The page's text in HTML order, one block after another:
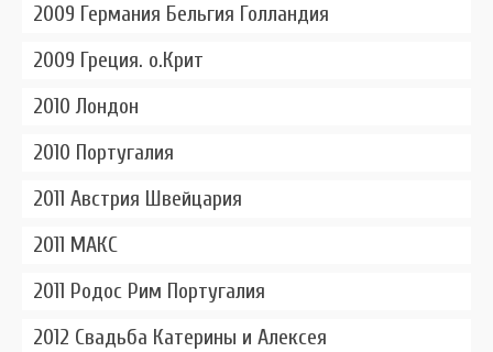
2009 Германия Бельгия Голландия
2009 Греция. о.Крит
2010 Лондон
2010 Португалия
2011 Австрия Швейцария
2011 МАКС
2011 Родос Рим Португалия
2012 Свадьба Катерины и Алексея